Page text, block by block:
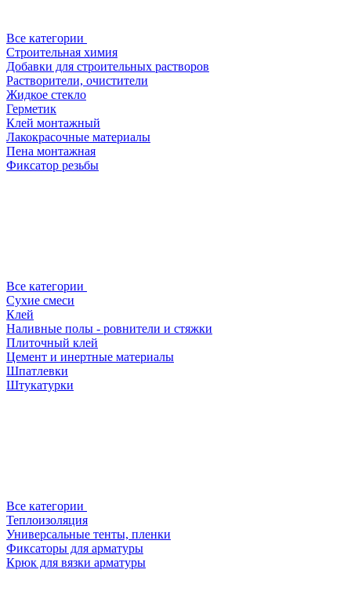
Все категории
Строительная химия
Добавки для строительных растворов
Растворители, очистители
Жидкое стекло
Герметик
Клей монтажный
Лакокрасочные материалы
Пена монтажная
Фиксатор резьбы
Все категории
Сухие смеси
Клей
Наливные полы - ровнители и стяжки
Плиточный клей
Цемент и инертные материалы
Шпатлевки
Штукатурки
Все категории
Теплоизоляция
Универсальные тенты, пленки
Фиксаторы для арматуры
Крюк для вязки арматуры